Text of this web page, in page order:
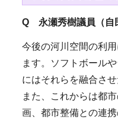
Q 永瀬秀樹議員（自
今後の河川空間の利
ます。ソフトボール
にはそれらを融合さ
また、これからは都
画、都市整備との連